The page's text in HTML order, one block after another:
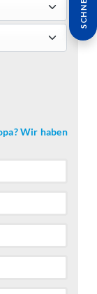
Wir haben